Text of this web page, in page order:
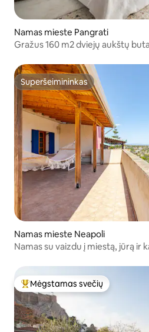
Namas mieste Pangrati
Gražus 160 m2 dviejų aukštų
Superšeimininkas
Superšeimininkas
Namas mieste Neapoli
Namas su vaizdu į miestą, jūrą ir
Svečių mėgstamiausias
Mėgstamas svečių